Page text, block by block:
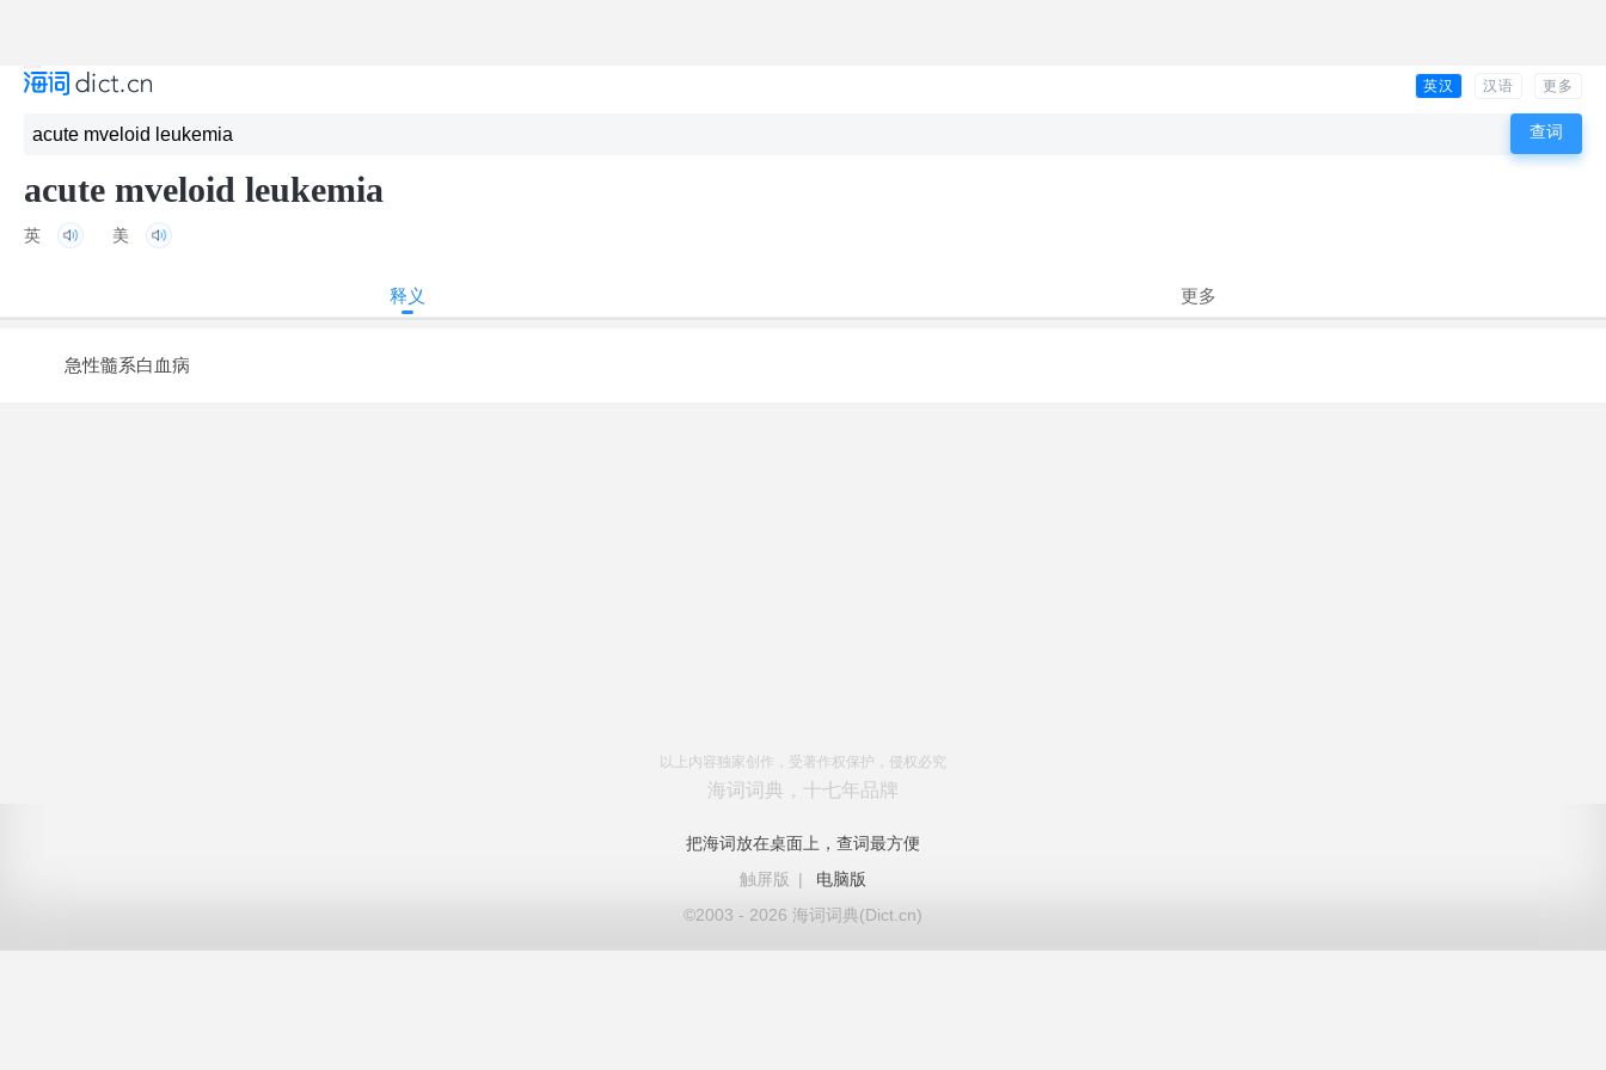
英汉 汉语 更多
acute mveloid leukemia
英 美
释义 更多
急性髓系白血病
以上内容独家创作，受著作权保护，侵权必究
海词词典，十七年品牌
把海词放在桌面上，查词最方便
触屏版
|
电脑版
©2003 - 2026 海词词典(Dict.cn)